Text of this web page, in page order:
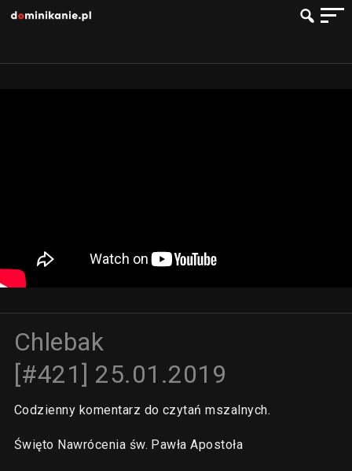
Chlebak
[#421] 25.01.2019
Codzienny komentarz do czytań mszalnych.
Święto Nawrócenia św. Pawła Apostoła